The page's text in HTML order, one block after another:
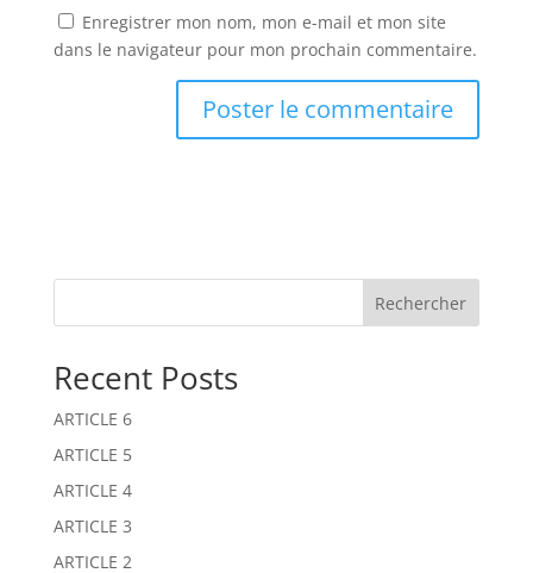
Enregistrer mon nom, mon e-mail et mon site
dans le navigateur pour mon prochain commentaire.
i
e
:
Rechercher
Recent Posts
ARTICLE 6
ARTICLE 5
ARTICLE 4
ARTICLE 3
ARTICLE 2